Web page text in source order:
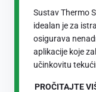
Sustav Thermo
idealan je za
osigurava
aplikacije koje
učinkovitu
PROČITAJTE